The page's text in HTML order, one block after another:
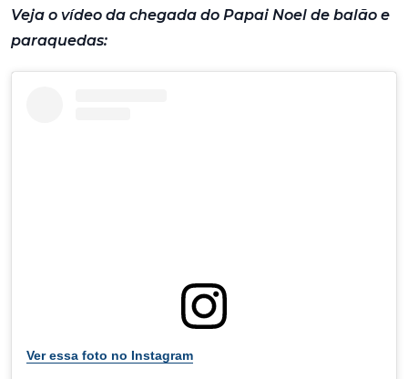
Veja o vídeo da chegada do Papai Noel de balão e
paraquedas:
Ver essa foto no Instagram